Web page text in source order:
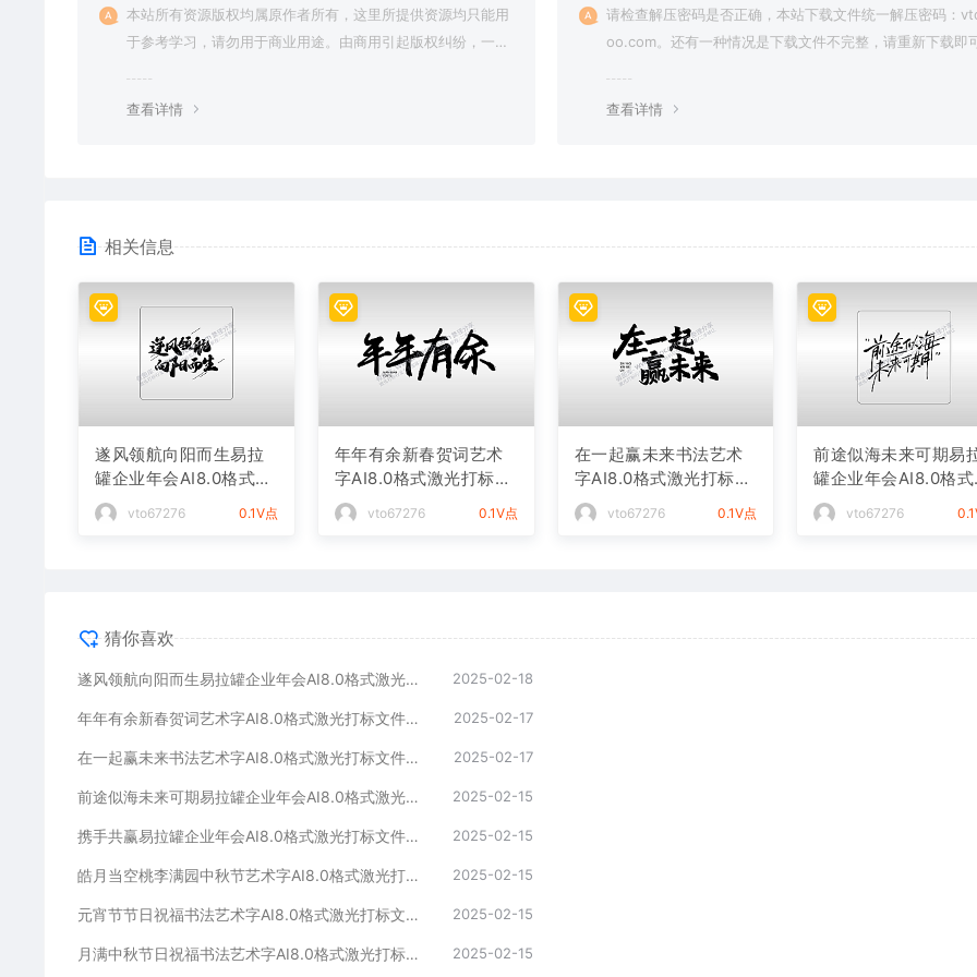
本站所有资源版权均属原作者所有，这里所提供资源均只能用
于参考学习，请勿用于商业用途。由商用引起版权纠纷，一切
查看详情
请检查解压密码是否正确，本站下载文件统一解压密码：
oo.com。还有一种情况是下载文件不完整，请重新下载即可
查看详情
相关信息
遂风领航向阳而生易拉
罐企业年会AI8.0格式激
光打标文件通用矢量图
vto67276 0.1V点
年年有余新春贺词艺术
字AI8.0格式激光打标文
件通用矢量图
vto67276 0.1V点
在一起赢未来书法艺术
字AI8.0格式激光打标文
件通用矢量图
vto67276 0.1V点
前途似海未来可期易
罐企业年会AI8.0格式
光打标文件通用矢量图
vto67276
猜你喜欢
遂风领航向阳而生易拉罐企业年会AI8.0格式激光打标文件通用矢量图 2025-02-18
年年有余新春贺词艺术字AI8.0格式激光打标文件通用矢量图 2025-02-17
在一起赢未来书法艺术字AI8.0格式激光打标文件通用矢量图 2025-02-17
前途似海未来可期易拉罐企业年会AI8.0格式激光打标文件通用矢量图 2025-02-15
携手共赢易拉罐企业年会AI8.0格式激光打标文件通用矢量图 2025-02-15
皓月当空桃李满园中秋节艺术字AI8.0格式激光打标文件通用矢量图 2025-02-15
元宵节节日祝福书法艺术字AI8.0格式激光打标文件通用矢量图 2025-02-15
月满中秋节日祝福书法艺术字AI8.0格式激光打标文件通用矢量图 2025-02-15